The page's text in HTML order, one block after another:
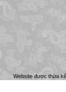
Website được thừa